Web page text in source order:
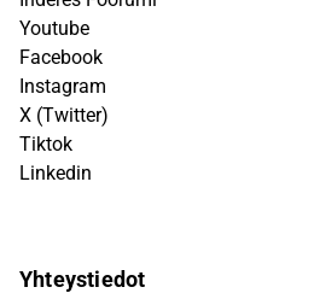
Youtube
Facebook
Instagram
X (Twitter)
Tiktok
Linkedin
Yhteystiedot